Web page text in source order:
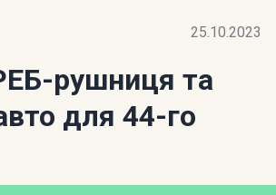
25.10.2023
рушниця та
для 44-го